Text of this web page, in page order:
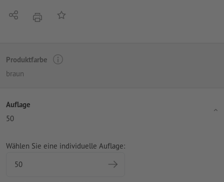
Teilen DruckenAuf die Merkliste
Produktfarbe
braun
Auflage
50
Wählen Sie eine individuelle Auflage: